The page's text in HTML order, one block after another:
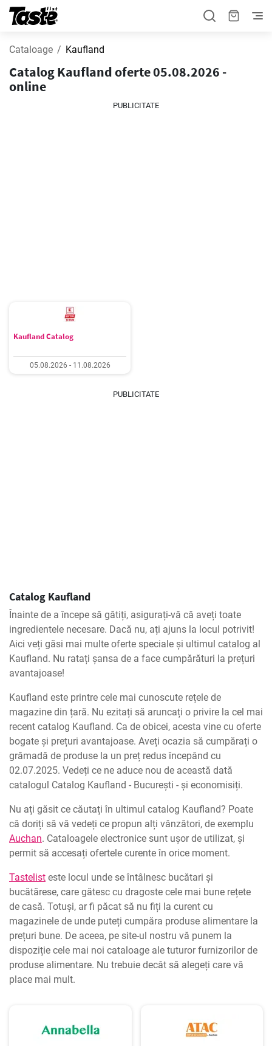
Cataloage Kaufland
Catalog Kaufland oferte 05.08.2026 -
online
PUBLICITATE
Kaufland Catalog
05.08.2026 - 11.08.2026
PUBLICITATE
Catalog Kaufland
Înainte de a începe să gătiți, asigurați-vă că aveți toate
ingredientele necesare. Dacă nu, ați ajuns la locul potrivit!
Aici veți găsi mai multe oferte speciale și ultimul catalog al
Kaufland. Nu ratați șansa de a face cumpărături la prețuri
avantajoase!
Kaufland este printre cele mai cunoscute rețele de
magazine din țară. Nu ezitați să aruncați o privire la cel mai
recent catalog Kaufland. Ca de obicei, acesta vine cu oferte
bogate și prețuri avantajoase. Aveți ocazia să cumpărați o
grămadă de produse la un preț redus începând cu
02.07.2025. Vedeți ce ne aduce nou de această dată
catalogul Catalog Kaufland - Bucureşti - și economisiți.
Nu ați găsit ce căutați în ultimul catalog Kaufland? Poate
că doriți să vă vedeți ce propun alți vânzători, de exemplu
Auchan. Cataloagele electronice sunt ușor de utilizat, și
permit să accesați ofertele curente în orice moment.
Tastelist este locul unde se întâlnesc bucătari și
bucătărese, care gătesc cu dragoste cele mai bune rețete
de casă. Totuși, ar fi păcat să nu fiți la curent cu
magazinele de unde puteți cumpăra produse alimentare la
prețuri bune. De aceea, pe site-ul nostru vă punem la
dispoziție cele mai noi cataloage ale tuturor furnizorilor de
produse alimentare. Nu trebuie decât să alegeți care vă
place mai mult.